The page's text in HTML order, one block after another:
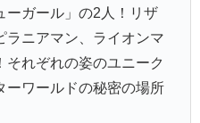
ーガール」の2人！リザ
ラニアマン、ライオンマ
それぞれの姿のユニーク
ーワールドの秘密の場所